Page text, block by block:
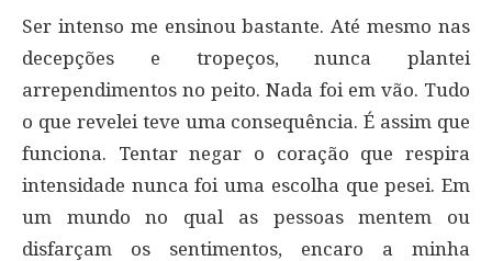
Ser intenso me ensinou bastante. Até mesmo nas
decepções e tropeços, nunca plantei
arrependimentos no peito. Nada foi em vão. Tudo
o que revelei teve uma consequência. É assim que
funciona. Tentar negar o coração que respira
intensidade nunca foi uma escolha que pesei. Em
um mundo no qual as pessoas mentem ou
disfarçam os sentimentos, encaro a minha